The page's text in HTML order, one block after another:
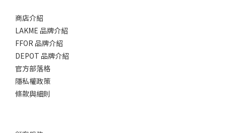
商店介紹
LAKME 品牌介紹
FFOR 品牌介紹
DEPOT 品牌介紹
官方部落格
隱私權政策
條款與細則